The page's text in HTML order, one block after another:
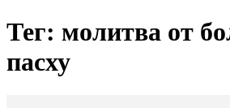
Тег: молитва от
пасху